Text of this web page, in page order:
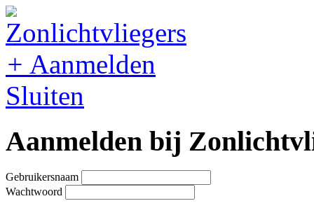
+ Aanmelden
Sluiten
Aanmelden bij
Gebruikersnaam
Wachtwoord